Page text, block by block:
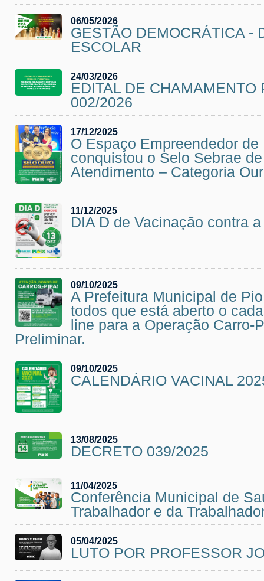
06/05/2026
GESTÃO DEMOCRÁTICA -
ESCOLAR
24/03/2026
EDITAL DE CHAMAMENTO
002/2026
17/12/2025
O Espaço Empreendedor de
conquistou o Selo Sebrae
Atendimento – Categoria
11/12/2025
DIA D de Vacinação contra
09/10/2025
A Prefeitura Municipal de
todos que está aberto o
line para a Operação Carro-
Preliminar.
09/10/2025
CALENDÁRIO VACINAL
13/08/2025
DECRETO 039/2025
11/04/2025
Conferência Municipal de
Trabalhador e da
05/04/2025
LUTO POR PROFESSOR